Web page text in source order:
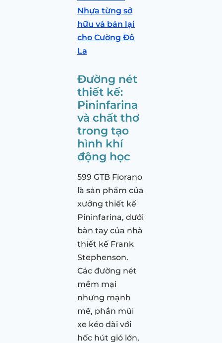
Nhựa từng sở
hữu và bán lại
cho Cường Đô
La
Đường nét
thiết kế:
Pininfarina
và chất thơ
trong tạo
hình khí
động học
599 GTB Fiorano
là sản phẩm của
xưởng thiết kế
Pininfarina, dưới
bàn tay của nhà
thiết kế Frank
Stephenson.
Các đường nét
mềm mại
nhưng mạnh
mẽ, phần mũi
xe kéo dài với
hốc hút gió lớn,